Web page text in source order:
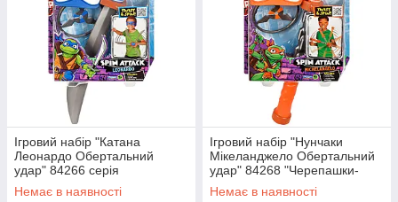
Ігровий набір "Катана
Леонардо Обертальний
удар" 84266 серія
"Черепашки-Ніндзя MOVIE
III" W3
Немає в наявності
Ігровий набір "Нунчаки
Мікеланджело Обертальний
удар" 84268 "Черепашки-
Ніндзя MOVIE III" W3
Немає в наявності